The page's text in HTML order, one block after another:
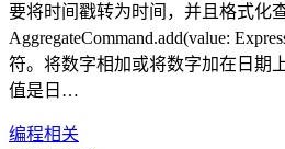
要将时间戳转为时间，并且格式化
AggregateCommand.add(value:
符。将数字相加或将数字加在日期
值是日…
编程相关